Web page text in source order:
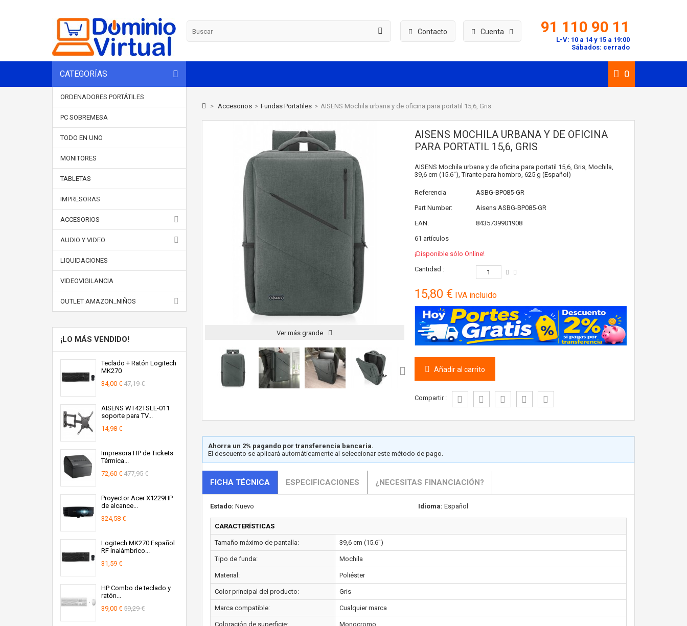
Cuenta
Contacto 91 110 90 11
L-V: 10 a 14 y 15 a 19:00
Sábados: cerrado
CATEGORÍAS 0
ORDENADORES PORTÁTILES
PC SOBREMESA
TODO EN UNO
MONITORES
TABLETAS
IMPRESORAS
ACCESORIOS
AUDIO Y VIDEO
LIQUIDACIONES
VIDEOVIGILANCIA
OUTLET AMAZON_NIÑOS
¡LO MÁS VENDIDO!
Teclado + Ratón Logitech
MK270
34,00 € 47,19 €
AISENS WT42TSLE-011
soporte para TV...
14,98 €
Impresora HP de Tickets
Térmica...
72,60 € 477,95 €
Proyector Acer X1229HP
de alcance...
324,58 €
Logitech MK270 Español
RF inalámbrico...
31,59 €
HP Combo de teclado y
ratón...
39,00 € 59,29 €
> Accesorios > Fundas Portatiles > AISENS Mochila urbana y de oficina para portatil 15,6, Gris
Ver más grande
AISENS MOCHILA URBANA Y DE OFICINA
PARA PORTATIL 15,6, GRIS
AISENS Mochila urbana y de oficina para portatil 15,6, Gris, Mochila,
39,6 cm (15.6"), Tirante para hombro, 625 g (Español)
Referencia
ASBG-BP085-GR
Part Number:
Aisens ASBG-BP085-GR
EAN:
8435739901908
61 artículos
¡Disponible sólo Online!
Cantidad :
15,80 € IVA incluido
Añadir al carrito
Compartir :
Ahorra un 2% pagando por transferencia bancaria.
El descuento se aplicará automáticamente al seleccionar este método de pago.
FICHA TÉCNICA ESPECIFICACIONES ¿NECESITAS FINANCIACIÓN?
Estado: Nuevo Idioma: Español
CARACTERÍSTICAS
Tamaño máximo de pantalla: 39,6 cm (15.6")
Tipo de funda: Mochila
Material: Poliéster
Color principal del producto: Gris
Marca compatible: Cualquier marca
Coloración de superficie: Monocromo